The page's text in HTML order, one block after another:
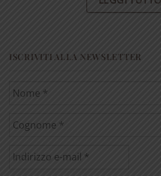
ISCRIVITI ALLA NEWSLETTER